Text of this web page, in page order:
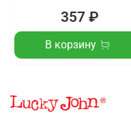
357 ₽
В корзину